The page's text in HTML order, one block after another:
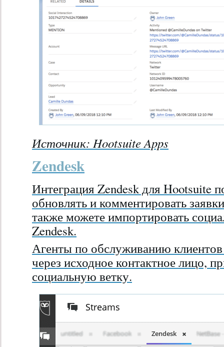
Источник: Hootsuite Apps
Zendesk
Интеграция Zendesk для Hootsuite
обновлять и комментировать
также можете импортировать
Zendesk.
Агенты по обслуживанию клиентов
через исходное контактное лицо,
социальную ветку.